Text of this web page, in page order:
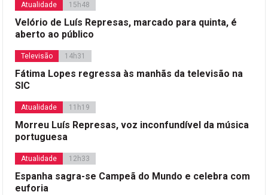
Atualidade 15h48
Velório de Luís Represas, marcado para quinta, é
aberto ao público
Televisão 14h31
Fátima Lopes regressa às manhãs da televisão na
SIC
Atualidade 11h19
Morreu Luís Represas, voz inconfundível da música
portuguesa
Atualidade 12h33
Espanha sagra-se Campeã do Mundo e celebra com
euforia